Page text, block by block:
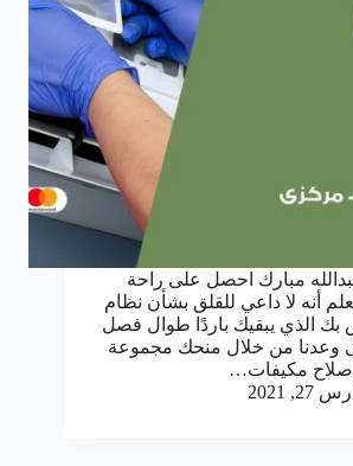
مبارك احصل على راحة
أنه لا داعي للقلق بشأن نظام
بك الذي يبقيك باردًا طوال فصل
وعدنا من خلال منحك مجموعة
مكيفات…
27, 2021